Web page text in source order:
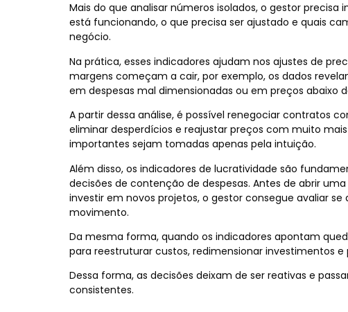
Mais do que analisar números isolados, o gestor
está funcionando, o que precisa ser ajustado e quais
negócio.
Na prática, esses indicadores ajudam nos ajustes de
margens começam a cair, por exemplo, os dados
em despesas mal dimensionadas ou em preços abaixo
A partir dessa análise, é possível renegociar contratos
eliminar desperdícios e reajustar preços com muito
importantes sejam tomadas apenas pela intuição.
Além disso, os indicadores de lucratividade são
decisões de contenção de despesas. Antes de abrir
investir em novos projetos, o gestor consegue avaliar
movimento.
Da mesma forma, quando os indicadores apontam
para reestruturar custos, redimensionar investimentos
Dessa forma, as decisões deixam de ser reativas e
consistentes.